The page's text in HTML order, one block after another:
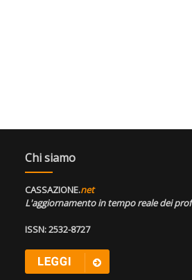
Chi siamo
CASSAZIONE.net
L'aggiornamento in tempo reale dei
ISSN: 2532-8727